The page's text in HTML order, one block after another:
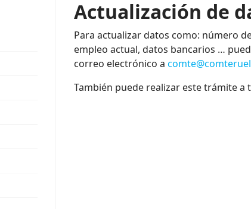
Actualización de
Para actualizar datos como: número
empleo actual, datos bancarios …
correo electrónico a
También puede realizar este trámite a